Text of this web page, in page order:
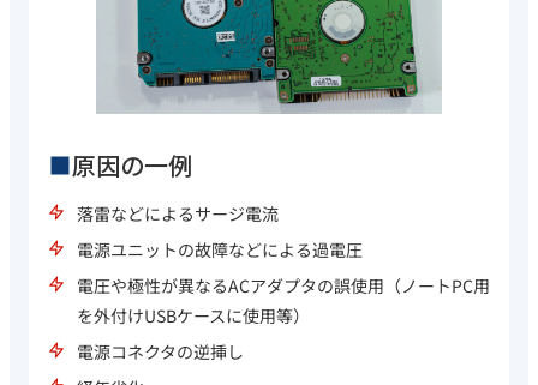
原因の一例
落雷などによるサージ電流
電源ユニットの故障などによる過電圧
電圧や極性が異なるACアダプタの誤使用（ノートPC用
を外付けUSBケースに使用等）
電源コネクタの逆挿し